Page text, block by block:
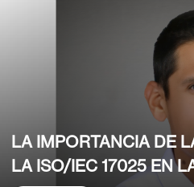
LA IMPORTANCIA DE
LA ISO/IEC 17025 EN